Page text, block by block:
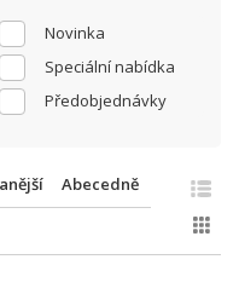
Novinka
Speciální nabídka
Předobjednávky
Abecedně